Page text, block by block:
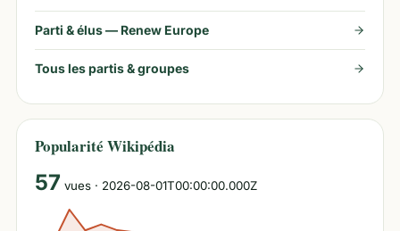
Parti & élus — Renew Europe
Tous les partis & groupes
Popularité Wikipédia
57 vues · 2026-08-01T00:00:00.000Z